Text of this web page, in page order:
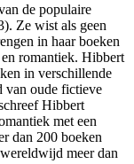
de populaire
Ze wist als geen
in haar boeken
romantiek. Hibbert
in verschillende
van oude fictieve
Hibbert
met een
dan 200 boeken
meer dan